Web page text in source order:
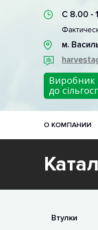
С 8.00 -
м.
Виробник
до
О КОМПАНИИ
Втулки